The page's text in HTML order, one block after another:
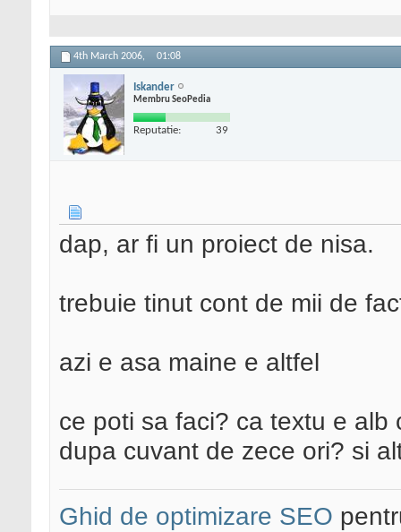
4th March 2006, 01:08
Iskander
Membru SeoPedia
Reputatie: 39
dap, ar fi un proiect de nisa.
trebuie tinut cont de mii de
azi e asa maine e altfel
ce poti sa faci? ca textu e
dupa cuvant de zece ori? si
Ghid de optimizare SEO